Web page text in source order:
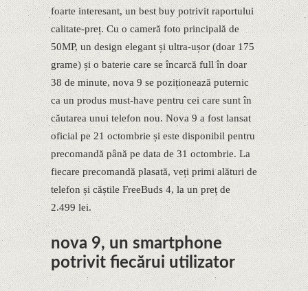
foarte interesant, un best buy potrivit raportului
calitate-preț. Cu o cameră foto principală de
50MP, un design elegant și ultra-ușor (doar 175
grame) și o baterie care se încarcă full în doar
38 de minute, nova 9 se poziționează puternic
ca un produs must-have pentru cei care sunt în
căutarea unui telefon nou. Nova 9 a fost lansat
oficial pe 21 octombrie și este disponibil pentru
precomandă până pe data de 31 octombrie. La
fiecare precomandă plasată, veți primi alături de
telefon și căștile FreeBuds 4, la un preț de
2.499 lei.
nova 9, un smartphone
potrivit fiecărui utilizator